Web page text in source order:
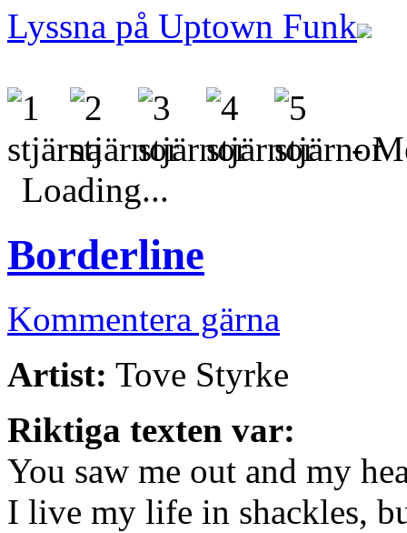
Lyssna på Uptown Funk
-
Loading...
Borderline
Kommentera gärna
Artist: Tove Styrke
Riktiga texten var:
You saw me out and my
I live my life in shackles,